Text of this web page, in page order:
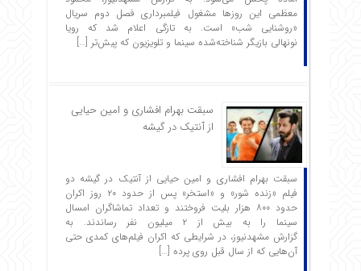
معظمی این روزها مشغول فیلمبرداری فصل دوم سریال
«روشنایی شب» است. به تازگی اعلام شد که رویا
نونهالی بازیگر شناخته‌شده سینما و تلویزیون که پیش‌تر […]
سبقت بهرام افشاری و امین حیایی
از آنتیک در گیشه
سبقت بهرام افشاری و امین حیایی از آنتیک در گیشه دو
فیلم «زنده شور» و «استخر» پس از حدود ۲۰ روز اکران
حدود ۸۰۰ هزار بلیت فروختند و تعداد تماشاگران امسال
سینما را به بیش از ۲ میلیون نفر رساندند. به
گزارش مشهدنیوز، در شرایطی که اکران فیلم‌های کمدی حتی
آن‌هایی که از سال قبل روی پرده […]